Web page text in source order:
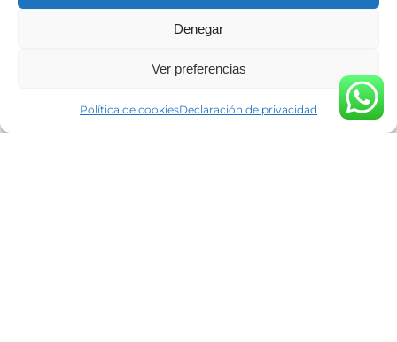
Denegar
Ver preferencias
Política de cookiesDeclaración de privacidad